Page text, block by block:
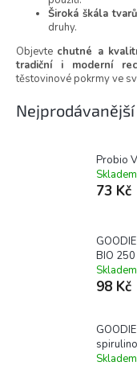
Široká škála
druhy.
Objevte chutné a
tradiční i moderní
těstovinové pokrmy ve
Nejprodávanější
Probio
73 Kč
BIO 250
98 Kč
Skladem